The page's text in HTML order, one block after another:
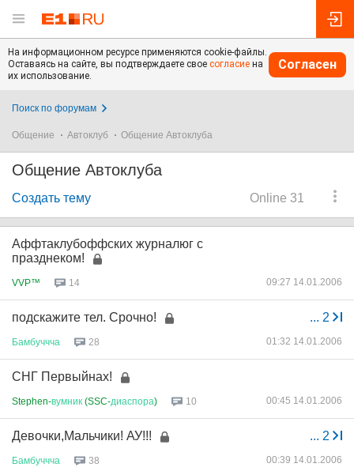
На информационном ресурсе применяются cookie-файлы.
Оставаясь на сайте, вы подтверждаете свое согласие на
их использование.
Согласен
Поиск по форумам
Общение Автоклуб Общение Автоклуба
Общение Автоклуба
Online 31
Создать тему
Аффтаклубоффских журналюг с
празднеком!
VVP™ 14 09:27 14.01.2006
... 2
подскажите тел. Срочно!
Бамбуччча 28 01:32 14.01.2006
СНГ Первыйнах!
Stephen-вумник (SSC-диаспора) 10 00:45 14.01.2006
... 2
Девочки,Мальчики! АУ!!!
Бамбуччча 38 00:39 14.01.2006